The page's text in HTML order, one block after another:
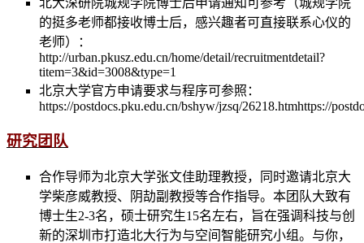
的挺多老师都接收博士后，感兴趣者可直接联系心仪的
老师）：
http://urban.pkusz.edu.cn/home/detail/recruitmentdetail?
titem=3&id=3008&type=1
北京大学官方申请要求与程序可参照：
https://postdocs.pku.edu.cn/bshyw/jzsq/26218.htmhttps://
研究团队
合作导师为北京大学张文佳助理教授，同时邀请北京大
学柴彦威教授、阴劼副教授等合作指导。本团队大致有
博士生2-3名，硕士研究生15名左右，旨在强调科技与创
新的深圳市打造北大行为与空间智能研究小组。与你，